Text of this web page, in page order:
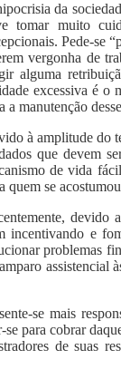
da
tomar muito
Pede-se
vergonha de
alguma
excessiva é o
a manutenção
à amplitude do
que devem
de vida
quem se
devido
incentivando e
problemas
assistencial
se mais
para cobrar
de suas